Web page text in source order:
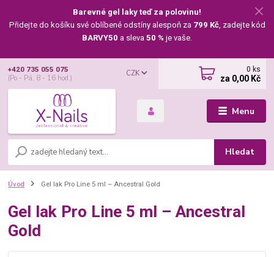
Barevné gel laky teď za polovinu!
Přidejte do košíku své oblíbené odstíny alespoň za 799 Kč, zadejte kód
BARVY50 a sleva 50 % je vaše.
Menu
CZK
Hledat
+420 735 055 075
(Po - Pá, 8 - 16 hod.)
0 ks
za 0,00 Kč
Úvod Gel lak Pro Line 5 ml – Ancestral Gold
Gel lak Pro Line 5 ml – Ancestral
Gold